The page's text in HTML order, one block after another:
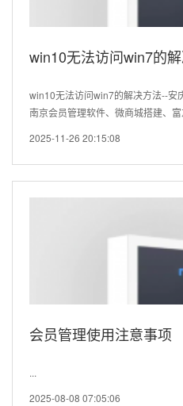
win10无法访问win7的
win10无法访问win7的解决方法--安
南京会员管理软件、微商城搭建、
机...
2025-11-26 20:15:08
会员管理使用注意事项
...
2025-08-08 07:05:06